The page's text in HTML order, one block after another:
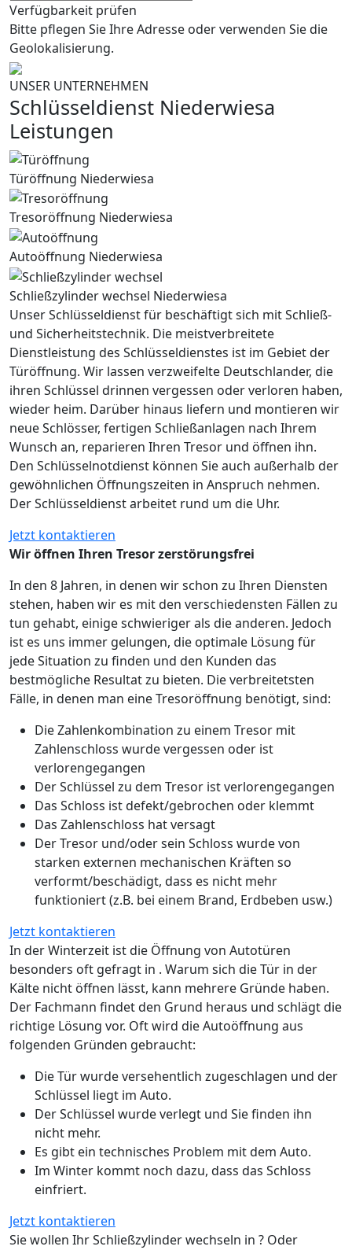
Verfügbarkeit prüfen
Bitte pflegen Sie Ihre Adresse oder verwenden Sie die
Geolokalisierung.
UNSER UNTERNEHMEN
Schlüsseldienst Niederwiesa
Leistungen
Türöffnung Niederwiesa
Tresoröffnung Niederwiesa
Autoöffnung Niederwiesa
Schließzylinder wechsel Niederwiesa
Unser Schlüsseldienst für beschäftigt sich mit Schließ-
und Sicherheitstechnik. Die meistverbreitete
Dienstleistung des Schlüsseldienstes ist im Gebiet der
Türöffnung. Wir lassen verzweifelte Deutschlander, die
ihren Schlüssel drinnen vergessen oder verloren haben,
wieder heim. Darüber hinaus liefern und montieren wir
neue Schlösser, fertigen Schließanlagen nach Ihrem
Wunsch an, reparieren Ihren Tresor und öffnen ihn.
Den Schlüsselnotdienst können Sie auch außerhalb der
gewöhnlichen Öffnungszeiten in Anspruch nehmen.
Der Schlüsseldienst arbeitet rund um die Uhr.
Jetzt kontaktieren
Wir öffnen Ihren Tresor zerstörungsfrei
In den 8 Jahren, in denen wir schon zu Ihren Diensten
stehen, haben wir es mit den verschiedensten Fällen zu
tun gehabt, einige schwieriger als die anderen. Jedoch
ist es uns immer gelungen, die optimale Lösung für
jede Situation zu finden und den Kunden das
bestmögliche Resultat zu bieten. Die verbreitetsten
Fälle, in denen man eine Tresoröffnung benötigt, sind:
Die Zahlenkombination zu einem Tresor mit
Zahlenschloss wurde vergessen oder ist
verlorengegangen
Der Schlüssel zu dem Tresor ist verlorengegangen
Das Schloss ist defekt/gebrochen oder klemmt
Das Zahlenschloss hat versagt
Der Tresor und/oder sein Schloss wurde von
starken externen mechanischen Kräften so
verformt/beschädigt, dass es nicht mehr
funktioniert (z.B. bei einem Brand, Erdbeben usw.)
Jetzt kontaktieren
In der Winterzeit ist die Öffnung von Autotüren
besonders oft gefragt in . Warum sich die Tür in der
Kälte nicht öffnen lässt, kann mehrere Gründe haben.
Der Fachmann findet den Grund heraus und schlägt die
richtige Lösung vor. Oft wird die Autoöffnung aus
folgenden Gründen gebraucht:
Die Tür wurde versehentlich zugeschlagen und der
Schlüssel liegt im Auto.
Der Schlüssel wurde verlegt und Sie finden ihn
nicht mehr.
Es gibt ein technisches Problem mit dem Auto.
Im Winter kommt noch dazu, dass das Schloss
einfriert.
Jetzt kontaktieren
Sie wollen Ihr Schließzylinder wechseln in ? Oder